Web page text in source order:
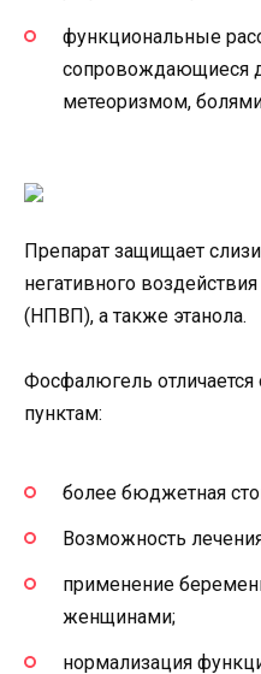
функциональные
сопровождающиеся
метеоризмом,
Препарат защищает
негативного
(НПВП), а также этанола.
Фосфалюгель
пунктам:
более бюджетная
Возможность
применение
женщинами;
нормализация